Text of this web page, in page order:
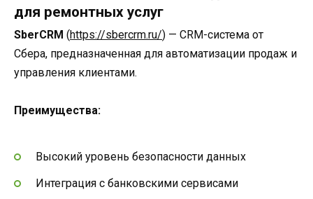
для ремонтных услуг
SberCRM (https://sbercrm.ru/) — CRM-система от
Сбера, предназначенная для автоматизации продаж и
управления клиентами.
Преимущества:
Высокий уровень безопасности данных
Интеграция с банковскими сервисами